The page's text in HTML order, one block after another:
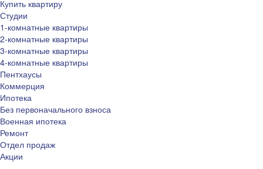
Купить квартиру
Студии
1-комнатные квартиры
2-комнатные квартиры
3-комнатные квартиры
4-комнатные квартиры
Пентхаусы
Коммерция
Ипотека
Без первоначального взноса
Военная ипотека
Ремонт
Отдел продаж
Акции